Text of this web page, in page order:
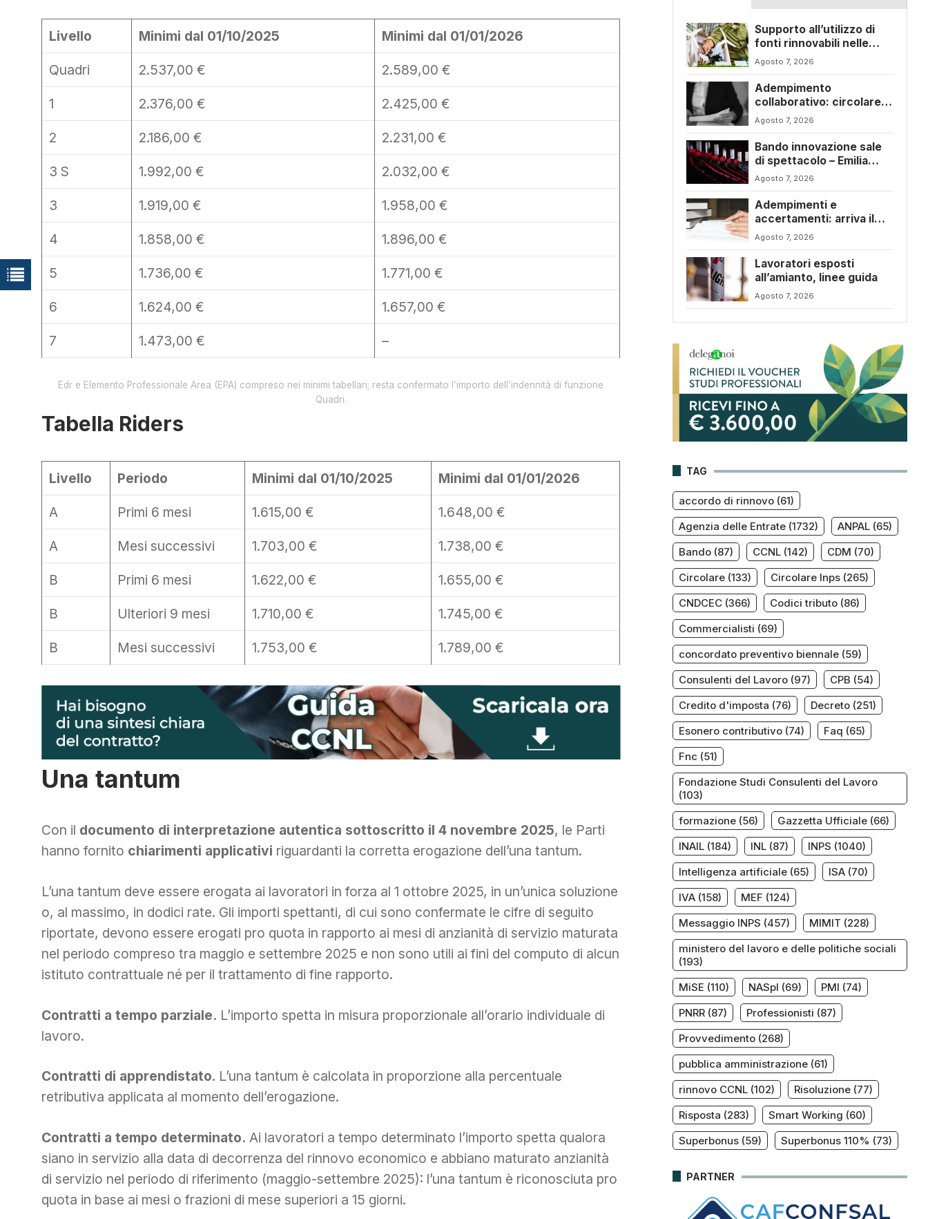
Livello Minimi dal 01/10/2025 Minimi dal 01/01/2026
Quadri 2.537,00 € 2.589,00 €
1 2.376,00 € 2.425,00 €
2 2.186,00 € 2.231,00 €
3 S 1.992,00 € 2.032,00 €
3 1.919,00 € 1.958,00 €
4 1.858,00 € 1.896,00 €
5 1.736,00 € 1.771,00 €
6 1.624,00 € 1.657,00 €
7 1.473,00 € –
Edr e Elemento Professionale Area (EPA) compreso nei minimi tabellari; resta confermato l’importo dell’indennità di funzione
Quadri.
Tabella Riders
Livello Periodo Minimi dal 01/10/2025 Minimi dal 01/01/2026
A Primi 6 mesi 1.615,00 € 1.648,00 €
A Mesi successivi 1.703,00 € 1.738,00 €
B Primi 6 mesi 1.622,00 € 1.655,00 €
B Ulteriori 9 mesi 1.710,00 € 1.745,00 €
B Mesi successivi 1.753,00 € 1.789,00 €
Una tantum
Con il documento di interpretazione autentica sottoscritto il 4 novembre 2025, le Parti
hanno fornito chiarimenti applicativi riguardanti la corretta erogazione dell’una tantum.
L’una tantum deve essere erogata ai lavoratori in forza al 1 ottobre 2025, in un’unica soluzione
o, al massimo, in dodici rate. Gli importi spettanti, di cui sono confermate le cifre di seguito
riportate, devono essere erogati pro quota in rapporto ai mesi di anzianità di servizio maturata
nel periodo compreso tra maggio e settembre 2025 e non sono utili ai fini del computo di alcun
istituto contrattuale né per il trattamento di fine rapporto.
Contratti a tempo parziale. L’importo spetta in misura proporzionale all’orario individuale di
lavoro.
Contratti di apprendistato. L’una tantum è calcolata in proporzione alla percentuale
retributiva applicata al momento dell’erogazione.
Contratti a tempo determinato. Ai lavoratori a tempo determinato l’importo spetta qualora
siano in servizio alla data di decorrenza del rinnovo economico e abbiano maturato anzianità
di servizio nel periodo di riferimento (maggio-settembre 2025): l’una tantum è riconosciuta pro
quota in base ai mesi o frazioni di mese superiori a 15 giorni.
Supporto all’utilizzo di
fonti rinnovabili nelle
imprese – Emilia Romagna
Agosto 7, 2026
Adempimento
collaborativo: circolare
6/E con ogni novità della
Agosto 7, 2026
Bando innovazione sale
di spettacolo – Emilia
Romagna
Agosto 7, 2026
Adempimenti e
accertamenti: arriva il
nuovo Testo Unico
fiscale
Agosto 7, 2026
Lavoratori esposti
all’amianto, linee guida
Agosto 7, 2026
TAG
accordo di rinnovo(61)
Agenzia delle Entrate(1732) ANPAL(65)
Bando(87) CCNL(142) CDM (70)
Circolare(133) Circolare Inps(265)
CNDCEC(366) Codici tributo(86)
Commercialisti (69)
concordato preventivo biennale(59)
Consulenti del Lavoro(97) CPB (54)
Credito d'imposta (76) Decreto(251)
Esonero contributivo(74) Faq (65)
Fnc (51)
Fondazione Studi Consulenti del Lavoro
(103)
formazione(56) Gazzetta Ufficiale(66)
INAIL(184) INL(87) INPS (1040)
Intelligenza artificiale(65) ISA(70)
IVA(158) MEF (124)
Messaggio INPS (457) MIMIT (228)
ministero del lavoro e delle politiche sociali
(193)
MiSE (110) NASpI (69) PMI (74)
PNRR(87) Professionisti (87)
Provvedimento(268)
pubblica amministrazione(61)
rinnovo CCNL(102) Risoluzione(77)
Risposta (283) Smart Working (60)
Superbonus(59) Superbonus 110% (73)
PARTNER